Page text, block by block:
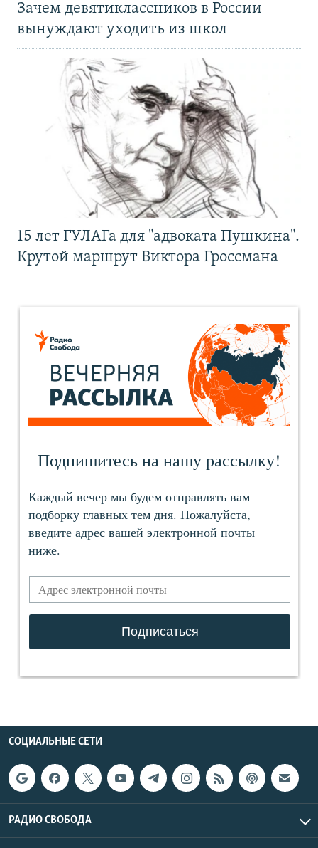
Зачем девятиклассников в России
вынуждают уходить из школ
15 лет ГУЛАГа для "адвоката Пушкина".
Крутой маршрут Виктора Гроссмана
СОЦИАЛЬНЫЕ СЕТИ
РАДИО СВОБОДА